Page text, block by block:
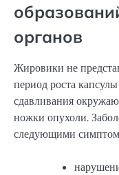
органов
Жировики не
период роста
сдавливания
ножки опухоли.
следующими